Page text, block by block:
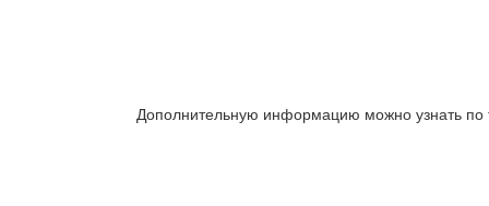
Дополнительную информацию можно узнать